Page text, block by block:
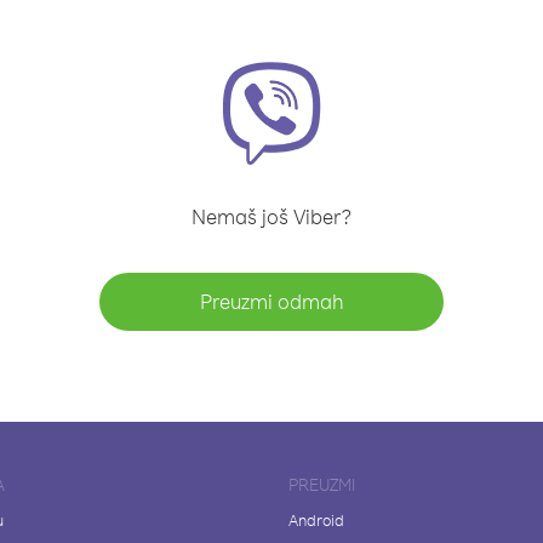
Nemaš još Viber?
Preuzmi odmah
PREUZMI
Android